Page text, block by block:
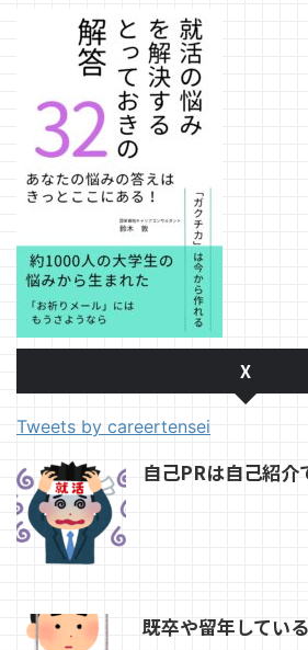
X
Tweets by careertensei
自己PRは自己紹介
既卒や留年してい